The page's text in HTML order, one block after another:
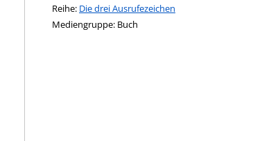
Reihe: Die drei Ausrufezeichen
Suche nach dieser Beteiligten Person
Mediengruppe: Buch